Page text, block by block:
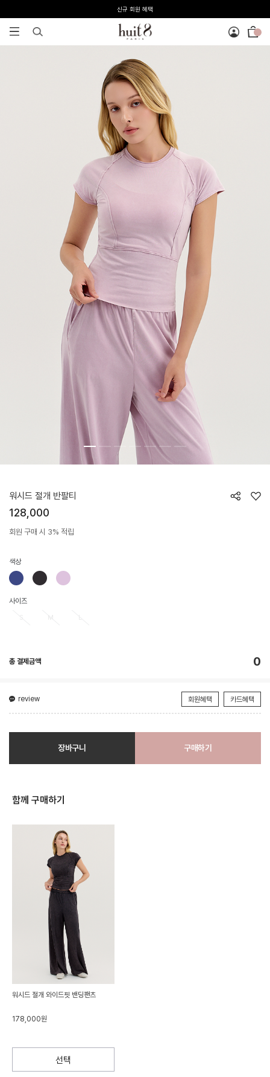
전 회원 무료배송 / 1회 사이즈 교환 무료
워시드 절개 반팔티
128,000
회원 구매 시 3% 적립
색상
사이즈
총 결제금액 0
review 회원혜택 카드혜택
장바구니 구매하기
함께 구매하기
워시드 절개 와이드핏 밴딩팬츠
178,000원
선택